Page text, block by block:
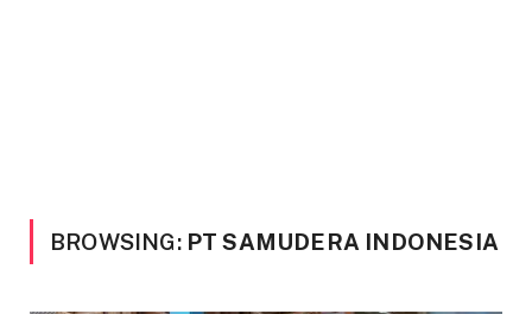
BROWSING: PT SAMUDERA INDONESIA